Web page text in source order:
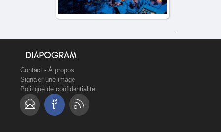
.
Contact - À propos
Signaler une image
Politique de confidentialité